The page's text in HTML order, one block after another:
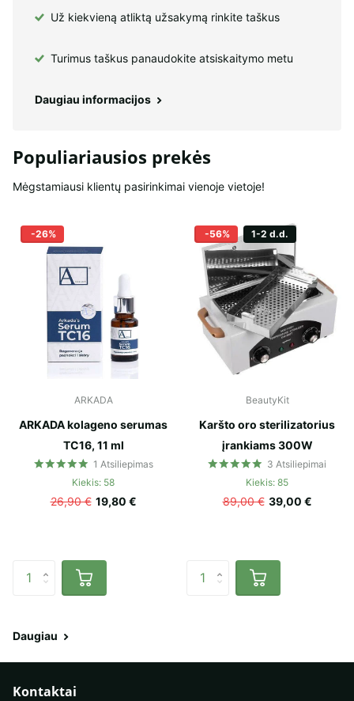
Už kiekvieną atliktą užsakymą rinkite taškus
Turimus taškus panaudokite atsiskaitymo metu
Daugiau informacijos
Populiariausios prekės
Mėgstamiausi klientų pasirinkimai vienoje vietoje!
-26%
ARKADA
ARKADA kolageno serumas
TC16, 11 ml
1 Atsiliepimas
Kiekis: 58
26,90 € 19,80 €
-56% 1-2 d.d.
BeautyKit
Karšto oro sterilizatorius
įrankiams 300W
3 Atsiliepimai
Kiekis: 85
89,00 € 39,00 €
Daugiau
Kontaktai